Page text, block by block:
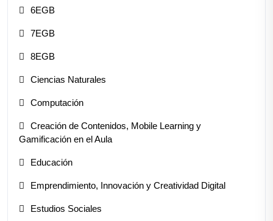
6EGB
7EGB
8EGB
Ciencias Naturales
Computación
Creación de Contenidos, Mobile Learning y
Gamificación en el Aula
Educación
Emprendimiento, Innovación y Creatividad Digital
Estudios Sociales